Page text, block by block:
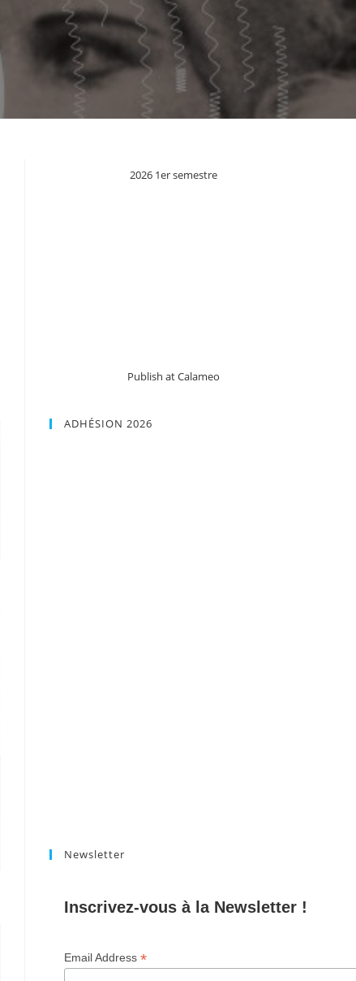
2026 1er semestre
Publish at Calameo
ADHÉSION 2026
Newsletter
Inscrivez-vous à la Newsletter !
Email Address *